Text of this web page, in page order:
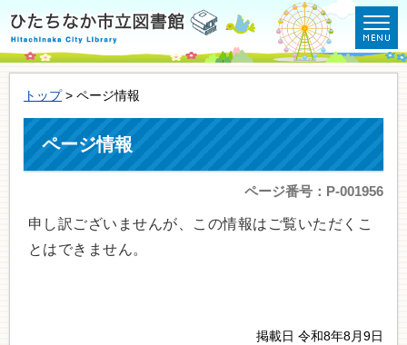
トップ> ページ情報
ページ情報
ページ番号：P-001956
申し訳ございませんが、この情報はご覧いただくこ
とはできません。
掲載日 令和8年8月9日